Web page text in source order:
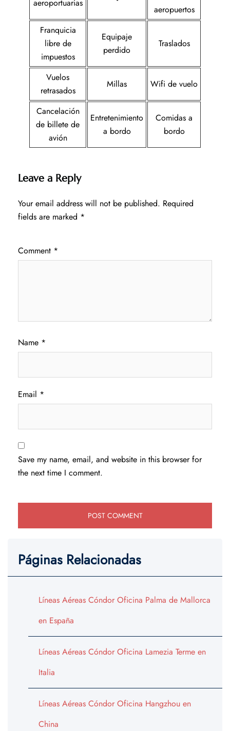
aeroportuarias
aeropuertos
Franquicia
libre de
impuestos
Equipaje
perdido
Traslados
Vuelos
retrasados
Millas Wifi de vuelo
Cancelación
de billete de
avión
Entretenimiento
a bordo
Comidas a
bordo
Leave a Reply
Your email address will not be published. Required
fields are marked *
Comment *
Name *
Email *
Save my name, email, and website in this browser for
the next time I comment.
Páginas Relacionadas
Líneas Aéreas Cóndor Oficina Palma de Mallorca
en España
Líneas Aéreas Cóndor Oficina Lamezia Terme en
Italia
Líneas Aéreas Cóndor Oficina Hangzhou en
China